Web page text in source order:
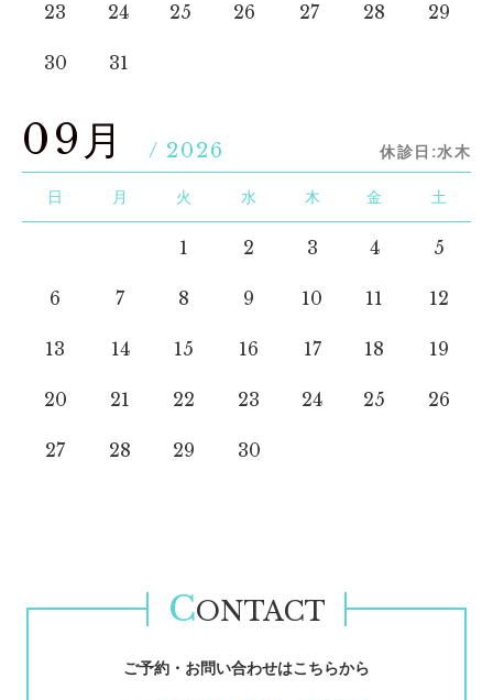
23 24 25 26 27 28 29
30 31
09月 / 2026 休診日:水木
日 月 火 水 木 金 土
1 2 3 4 5
6 7 8 9 10 11 12
13 14 15 16 17 18 19
20 21 22 23 24 25 26
27 28 29 30
CONTACT
ご予約・お問い合わせはこちらから